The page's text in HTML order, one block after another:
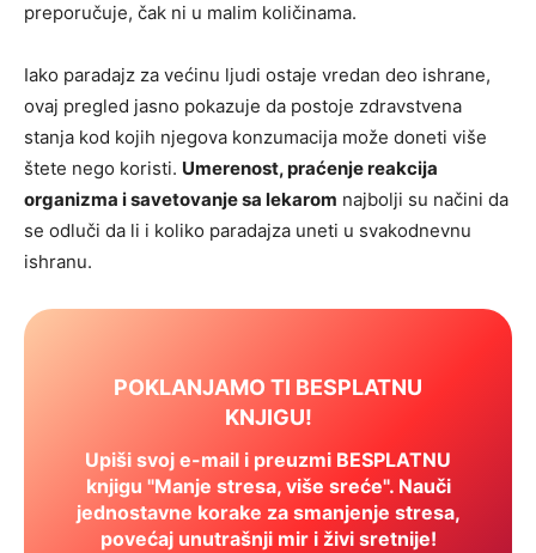
preporučuje, čak ni u malim količinama.
Iako paradajz za većinu ljudi ostaje vredan deo ishrane,
ovaj pregled jasno pokazuje da postoje zdravstvena
stanja kod kojih njegova konzumacija može doneti više
štete nego koristi. Umerenost, praćenje reakcija
organizma i savetovanje sa lekarom najbolji su načini da
se odluči da li i koliko paradajza uneti u svakodnevnu
ishranu.
POKLANJAMO TI BESPLATNU
KNJIGU!
Upiši svoj e-mail i preuzmi BESPLATNU
knjigu "Manje stresa, više sreće". Nauči
jednostavne korake za smanjenje stresa,
povećaj unutrašnji mir i živi sretnije!